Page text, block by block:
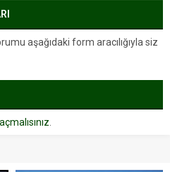
aşağıdaki form aracılığıyla siz